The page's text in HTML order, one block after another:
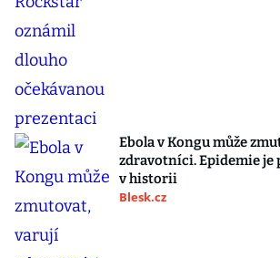
Ebola v Kongu může
zdravotníci. Epidemie je
v historii
Blesk.cz